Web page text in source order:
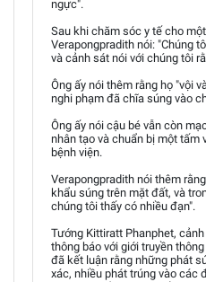
ngực".
Sau khi chăm sóc y tế cho
Verapongpradith nói: "Chúng
và cảnh sát nói với chúng tôi
Ông ấy nói thêm rằng họ "vội
nghi phạm đã chĩa súng vào
Ông ấy nói cậu bé vẫn còn
nhân tạo và chuẩn bị một tấm
bệnh viện.
Verapongpradith nói thêm
khẩu súng trên mặt đất, và
chúng tôi thấy có nhiều đạn".
Tướng Kittiratt Phanphet,
thông báo với giới truyền
đã kết luận rằng những phát
xác, nhiều phát trúng vào các